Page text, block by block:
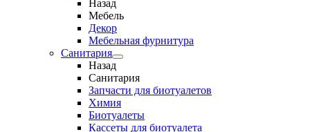
Назад
Мебель
Декор
Мебельная фурнитура
Санитария
Назад
Санитария
Запчасти для биотуалетов
Химия
Биотуалеты
Кассеты для биотуалета